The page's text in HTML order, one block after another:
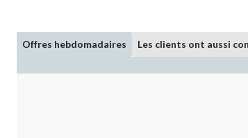
Offres hebdomadaires Les clients ont aussi